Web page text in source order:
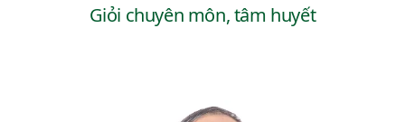
Giỏi chuyên môn, tâm huyết